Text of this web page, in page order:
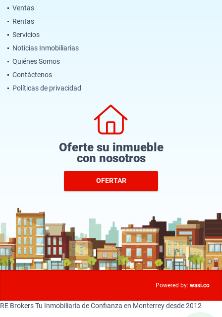
Ventas
Rentas
Servicios
Noticias Inmobiliarias
Quiénes Somos
Contáctenos
Políticas de privacidad
Oferte su inmueble
con nosotros
OFERTAR
Powered by: wasi.co
RE Brokers Tu Inmobiliaria de Confianza en Monterrey desde 2012